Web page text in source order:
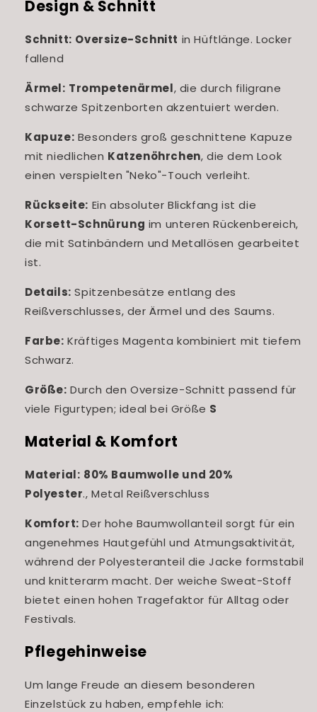
Design & Schnitt
Schnitt: Oversize-Schnitt in Hüftlänge. Locker
fallend
Ärmel: Trompetenärmel, die durch filigrane
schwarze Spitzenborten akzentuiert werden.
Kapuze: Besonders groß geschnittene Kapuze
mit niedlichen Katzenöhrchen, die dem Look
einen verspielten "Neko"-Touch verleiht.
Rückseite: Ein absoluter Blickfang ist die
Korsett-Schnürung im unteren Rückenbereich,
die mit Satinbändern und Metallösen gearbeitet
ist.
Details: Spitzenbesätze entlang des
Reißverschlusses, der Ärmel und des Saums.
Farbe: Kräftiges Magenta kombiniert mit tiefem
Schwarz.
Größe: Durch den Oversize-Schnitt passend für
viele Figurtypen; ideal bei Größe S
Material & Komfort
Material: 80% Baumwolle und 20%
Polyester.,Metal Reißverschluss
Komfort: Der hohe Baumwollanteil sorgt für ein
angenehmes Hautgefühl und Atmungsaktivität,
während der Polyesteranteil die Jacke formstabil
und knitterarm macht. Der weiche Sweat-Stoff
bietet einen hohen Tragefaktor für Alltag oder
Festivals.
Pflegehinweise
Um lange Freude an diesem besonderen
Einzelstück zu haben, empfehle ich: